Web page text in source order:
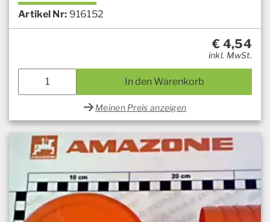
Artikel Nr: 916152
€ 4,54
inkl. MwSt.
In den Warenkorb
Meinen Preis anzeigen